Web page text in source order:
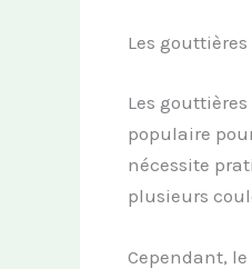
Les
Les
populaire
nécessite
plusieurs
Cependant,